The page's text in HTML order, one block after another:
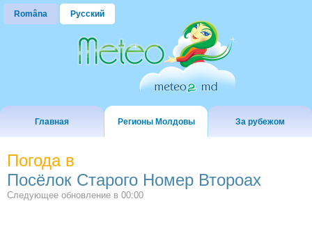
Româna Русский
Главная Регионы Молдовы За рубежом
Погода в
Посëлок Старого Номер Второах
Следующее обновление в 00:00